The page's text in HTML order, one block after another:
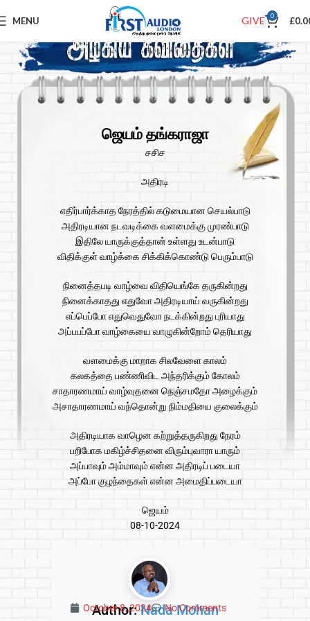
MENU GIVE 0 £
ஜெயம் தங்கராஜா
சசிச
அதிரடி
எதிர்பார்க்காத நேரத்தில் கடுமையான செயல்பாடு
அதிரடியான நடவடிக்கை வளமைக்கு முரண்பாடு
இதிலே யாருக்குத்தான் உள்ளது உடன்பாடு
விதிக்குள் வாழ்க்கை சிக்கிக்கொண்டு பெரும்பாடு
நினைத்தபடி வாழ்வை விதியெங்கே தருகின்றது
நினைக்காதது எதுவோ அதிரடியாய் வருகின்றது
எப்பெப்போ எதுவெதுவோ நடக்கின்றது புரியாது
அப்பபப்போ வாழ்கையை வாழுகின்றோம் தெரியாது
வளமைக்கு மாறாக சிலவேளை காலம்
கலகத்தை பண்ணிவிட அந்தரிக்கும் கோலம்
சாதாரணமாய் வாழ்வுதனை நெஞ்சமதோ அழைக்கும்
அசாதாரணமாய் வந்தொன்று நிம்மதியை குலைக்கும்
அதிரடியாக வாழென கற்றுத்தருகிறது நேரம்
பறிபோக மகிழ்ச்சிதனை விரும்புவாரா யாரும்
அப்பாவும் அம்மாவும் என்ன அதிரடிப் படையா
அப்போ குழந்தைகள் என்ன அமைதிப்படையா
ஜெயம்
08-10-2024
Author:Nada Mohan
October 8, 2024 No Comments